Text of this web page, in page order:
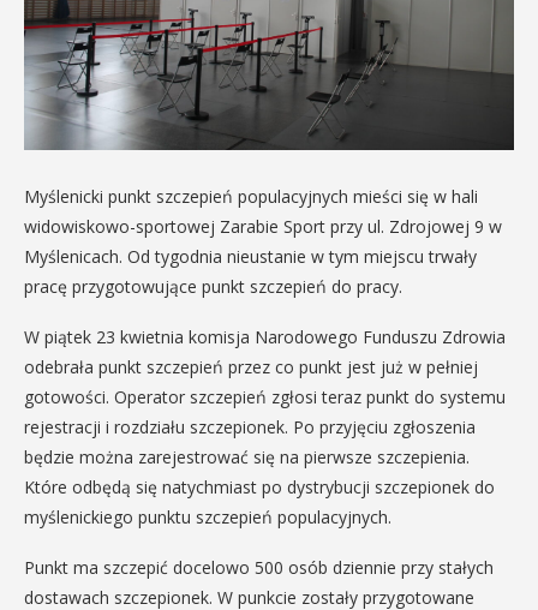
Myślenicki punkt szczepień populacyjnych mieści się w hali
widowiskowo-sportowej Zarabie Sport przy ul. Zdrojowej 9 w
Myślenicach. Od tygodnia nieustanie w tym miejscu trwały
pracę przygotowujące punkt szczepień do pracy.
W piątek 23 kwietnia komisja Narodowego Funduszu Zdrowia
odebrała punkt szczepień przez co punkt jest już w pełniej
gotowości. Operator szczepień zgłosi teraz punkt do systemu
rejestracji i rozdziału szczepionek. Po przyjęciu zgłoszenia
będzie można zarejestrować się na pierwsze szczepienia.
Które odbędą się natychmiast po dystrybucji szczepionek do
myślenickiego punktu szczepień populacyjnych.
Punkt ma szczepić docelowo 500 osób dziennie przy stałych
dostawach szczepionek. W punkcie zostały przygotowane